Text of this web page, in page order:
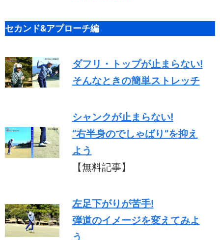
セカンド&アプローチ編
ダフリ・トップが止まらない!
そんなときの簡単ストレッチ
シャンクが止まらない!
“右半身のでしゃばり”を抑え
よう
【無料記事】
左足下がりが苦手!
弾道のイメージを変えてみよ
う